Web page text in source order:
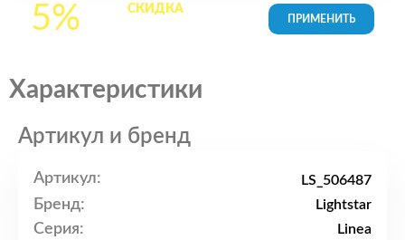
5% СКИДКАна все
Характеристики
Артикул и бренд
Артикул: LS_506487
Бренд: Lightstar
Серия: Linea